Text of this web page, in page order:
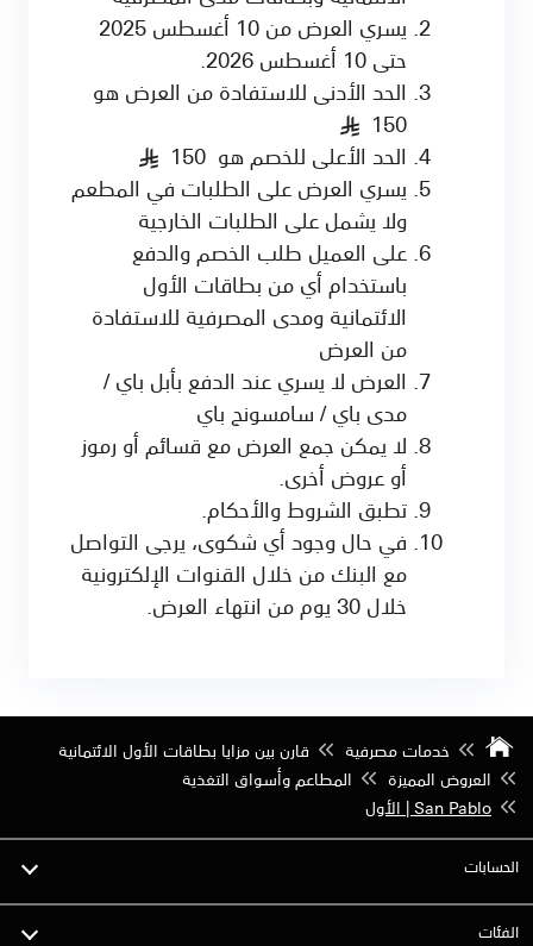
يسري العرض من 10 أغسطس 2025
حتى 10 أغسطس 2026.
الحد الأدنى للاستفادة من العرض هو
150
§
الحد الأعلى للخصم هو 150 §
يسري العرض على الطلبات في المطعم
ولا يشمل على الطلبات الخارجية
على العميل طلب الخصم والدفع
باستخدام أي من بطاقات الأول
الائتمانية ومدى المصرفية للاستفادة
من العرض
العرض لا يسري عند الدفع بأبل باي /
مدى باي / سامسونج باي
لا يمكن جمع العرض مع قسائم أو رموز
أو عروض أخرى.
تطبق الشروط والأحكام.
في حال وجود أي شكوى، يرجى التواصل
مع البنك من خلال القنوات الإلكترونية
خلال 30 يوم من انتهاء العرض.
خدمات مصرفية
قارن بين مزايا بطاقات الأول الائتمانية
العروض المميزة
المطاعم وأسواق التغذية
San Pablo | الأول
الحسابات
الفئات